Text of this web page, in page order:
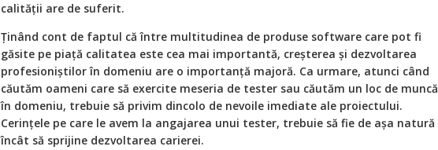
calității are de suferit.
Ținând cont de faptul că între multitudinea de produse software care pot fi
găsite pe piață calitatea este cea mai importantă, creșterea și dezvoltarea
profesioniștilor în domeniu are o importanță majoră. Ca urmare, atunci când
căutăm oameni care să exercite meseria de tester sau căutăm un loc de muncă
în domeniu, trebuie să privim dincolo de nevoile imediate ale proiectului.
Cerințele pe care le avem la angajarea unui tester, trebuie să fie de așa natură
încât să sprijine dezvoltarea carierei.